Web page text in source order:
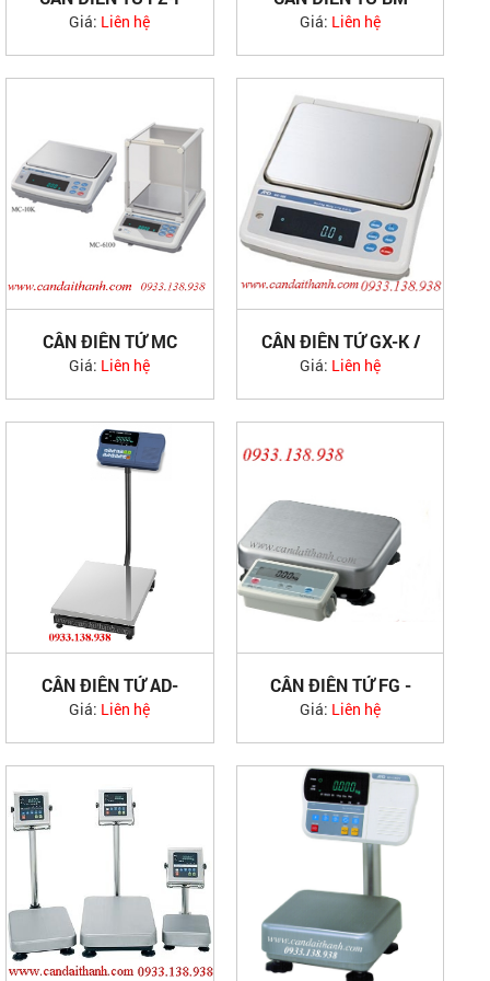
AND
Giá: Liên hệ
AND
Giá: Liên hệ
CÂN ĐIỆN TỬ MC
AND
Giá: Liên hệ
CÂN ĐIỆN TỬ GX-K /
GF-K
Giá: Liên hệ
CÂN ĐIỆN TỬ AD-
4405
Giá: Liên hệ
CÂN ĐIỆN TỬ FG -
KBM AND
Giá: Liên hệ